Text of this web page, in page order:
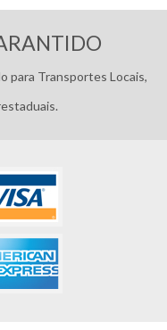
para Transportes Locais,